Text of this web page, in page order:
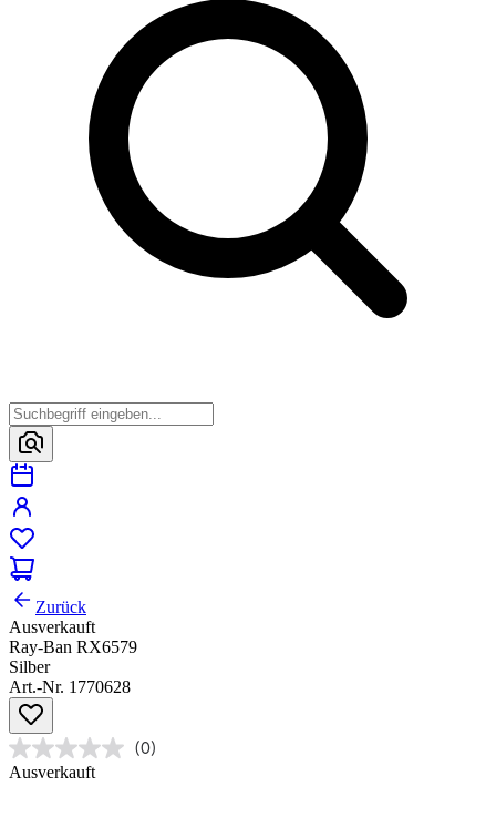
Zurück
Ausverkauft
Ray-Ban RX6579
Silber
Art.-Nr. 1770628
(0)
Ausverkauft